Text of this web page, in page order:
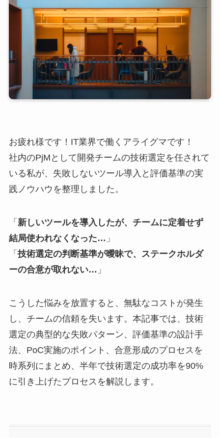
お疲れ様です！IT業界で働くアライグマです！
社内のPjMとして開発チームの技術選定を任されて
いる私が、失敗しないツール導入と評価基準の実
践ノウハウを整理しました。
「 新しいツールを導入したが、チームに定着せず
結局使われなくなった… 」
「 技術選定の判断基準が曖昧で、ステークホルダ
ーの合意が取れない… 」
こうした悩みを放置すると、無駄なコストが発生
し、チームの信頼を失います。本記事では、技術
選定の典型的な失敗パターン、評価基準の設計手
法、PoC実施のポイント、合意形成のプロセスを
時系列にまとめ、半年で技術選定の成功率を90%
に引き上げたプロセスを解説します。